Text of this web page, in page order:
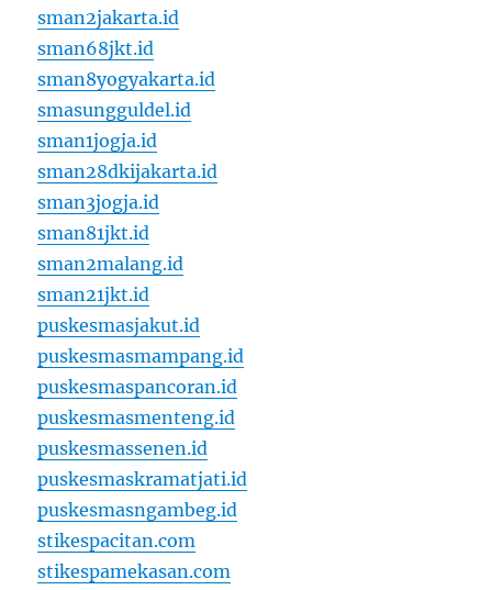
sman2jakarta.id
sman68jkt.id
sman8yogyakarta.id
smasungguldel.id
sman1jogja.id
sman28dkijakarta.id
sman3jogja.id
sman81jkt.id
sman2malang.id
sman21jkt.id
puskesmasjakut.id
puskesmasmampang.id
puskesmaspancoran.id
puskesmasmenteng.id
puskesmassenen.id
puskesmaskramatjati.id
puskesmasngambeg.id
stikespacitan.com
stikespamekasan.com